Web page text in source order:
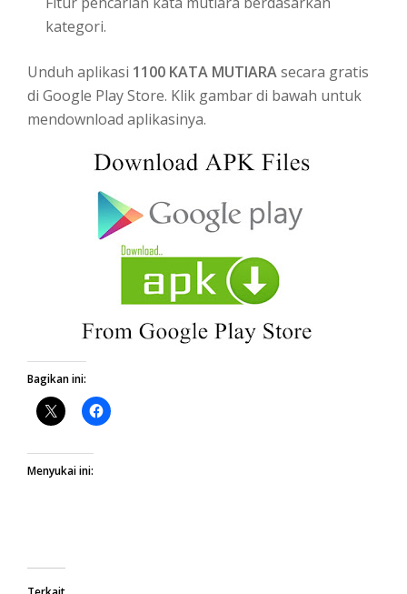
kategori.
Unduh aplikasi 1100 KATA MUTIARAsecara gratis
di Google Play Store. Klik gambar di bawah untuk
mendownload aplikasinya.
Bagikan ini:
Menyukai ini: